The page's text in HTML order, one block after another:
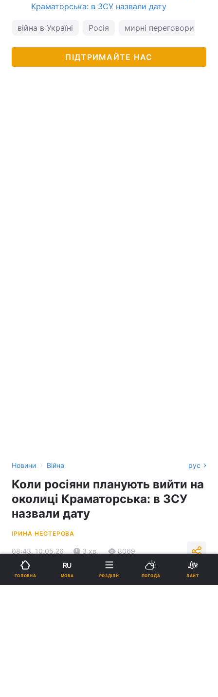
Краматорська: в ЗСУ назвали дату
війна в Україні Росія мирні переговори
ПІДТРИМАЙТЕ НАС
Новини › Війна рус
Коли росіяни планують вийти на
околиці Краматорська: в ЗСУ
назвали дату
ІРИНА НЕСТЕРОВА
08:43, 10.05.26 3 хв. 8069
Підпишіться на нас в Google
ГОЛОВНА
RU
МОВА РОЗДІЛИ ПОГОДА ЛАЙТ